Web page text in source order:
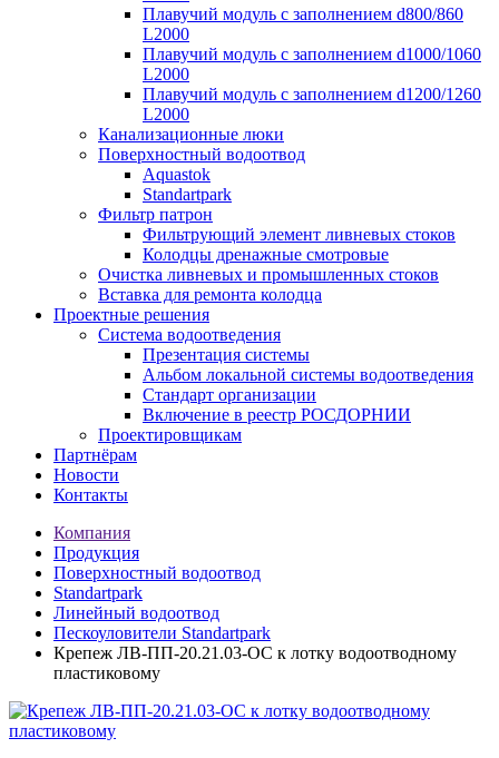
Плавучий модуль с заполнением d800/860
L2000
Плавучий модуль с заполнением d1000/1060
L2000
Плавучий модуль с заполнением d1200/1260
L2000
Канализационные люки
Поверхностный водоотвод
Aquastok
Standartpark
Фильтр патрон
Фильтрующий элемент ливневых стоков
Колодцы дренажные смотровые
Очистка ливневых и промышленных стоков
Вставка для ремонта колодца
Проектные решения
Система водоотведения
Презентация системы
Альбом локальной системы водоотведения
Стандарт организации
Включение в реестр РОСДОРНИИ
Проектировщикам
Партнёрам
Новости
Контакты
Компания
Продукция
Поверхностный водоотвод
Standartpark
Линейный водоотвод
Пескоуловители Standartpark
Крепеж ЛВ-ПП-20.21.03-ОС к лотку водоотводному
пластиковому